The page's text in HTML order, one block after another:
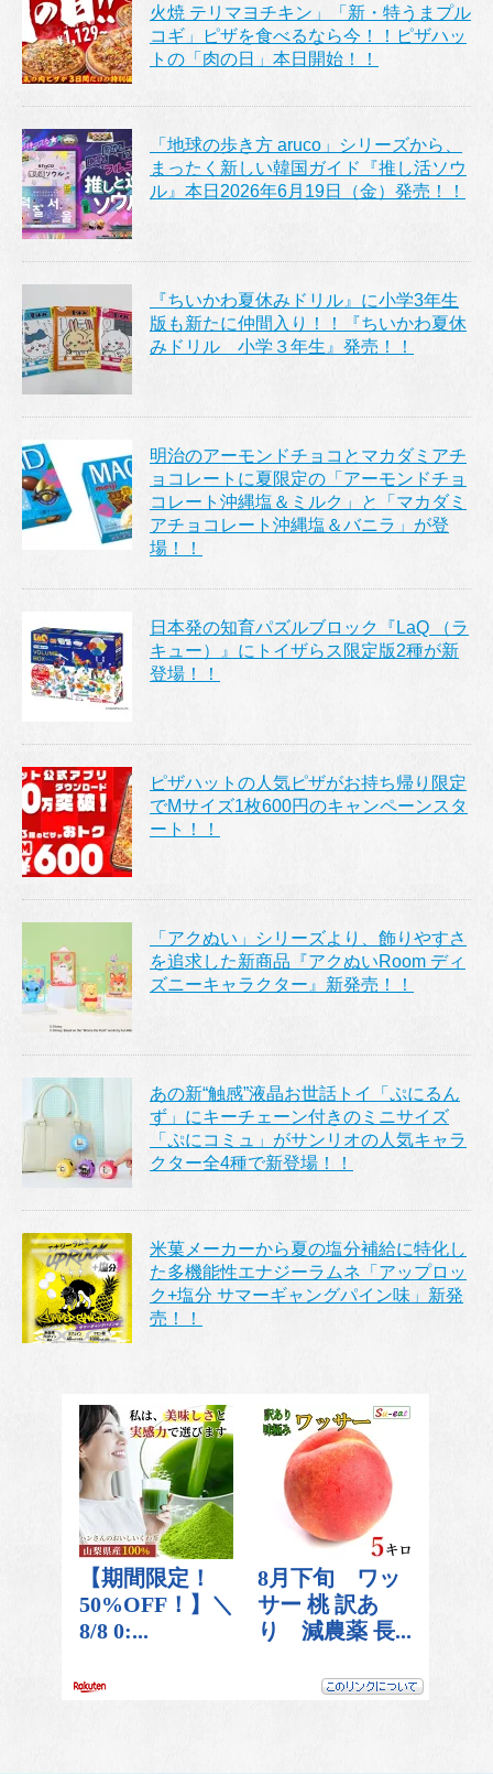
火焼 テリマヨチキン」「新・特うまプル
コギ」ピザを食べるなら今！！ピザハッ
トの「肉の日」本日開始！！
「地球の歩き方 aruco」シリーズから、
まったく新しい韓国ガイド『推し活ソウ
ル』本日2026年6月19日（金）発売！！
『ちいかわ夏休みドリル』に小学3年生
版も新たに仲間入り！！『ちいかわ夏休
みドリル 小学３年生』発売！！
明治のアーモンドチョコとマカダミアチ
ョコレートに夏限定の「アーモンドチョ
コレート沖縄塩＆ミルク」と「マカダミ
アチョコレート沖縄塩＆バニラ」が登
場！！
日本発の知育パズルブロック『LaQ （ラ
キュー）』にトイザらス限定版2種が新
登場！！
ピザハットの人気ピザがお持ち帰り限定
でMサイズ1枚600円のキャンペーンスタ
ート！！
「アクぬい」シリーズより、飾りやすさ
を追求した新商品『アクぬいRoom ディ
ズニーキャラクター』新発売！！
あの新“触感”液晶お世話トイ「ぷにるん
ず」にキーチェーン付きのミニサイズ
「ぷにコミュ」がサンリオの人気キャラ
クター全4種で新登場！！
米菓メーカーから夏の塩分補給に特化し
た多機能性エナジーラムネ「アップロッ
ク+塩分 サマーギャングパイン味」新発
売！！